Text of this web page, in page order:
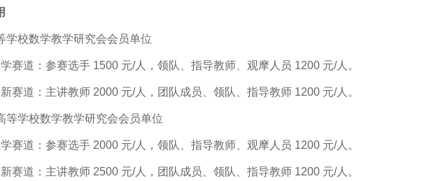
学校数学教学研究会会员单位
学赛道：参赛选手 1500 元/人，领队、指导教师、观摩人员 1200 元/人。
新赛道：主讲教师 2000 元/人，团队成员、领队、指导教师 1200 元/人。
等学校数学教学研究会会员单位
学赛道：参赛选手 2000 元/人，领队、指导教师、观摩人员 1200 元/人。
新赛道：主讲教师 2500 元/人，团队成员、领队、指导教师 1200 元/人。